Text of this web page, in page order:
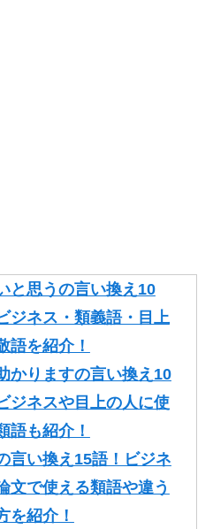
や論文で使える類語も
の言い換え10語！ビジ
メールで使える丁寧な
紹介！
と思うの言い換え10
ジネス・類義語・目上
語を紹介！
かりますの言い換え10
ジネスや目上の人に使
語も紹介！
言い換え15語！ビジネ
文で使える類語や違う
を紹介！